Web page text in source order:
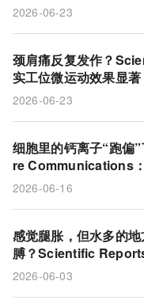
降解吻合钉的隐藏风险
2026-06-23
颈肩痛反复发作？
实工位微运动效果显
见效
2026-06-23
细胞里的钙离子“跑偏
re Communications
药意外成为长寿帮手
2026-06-16
感觉腿胀，但水多的
膊？Scientific
错位真相
2026-06-03